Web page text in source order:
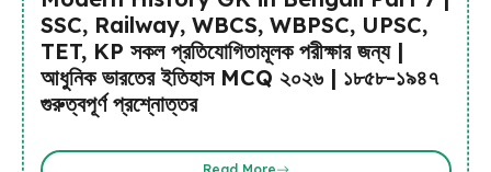
SSC, Railway, WBCS, WBPSC, UPSC,
TET, KP সকল প্রতিযোগিতামূলক পরীক্ষার জন্য |
আধুনিক ভারতের ইতিহাস MCQ ২০২৬ | ১৮৫৮-১৯৪৭
গুরুত্বপূর্ণ প্রশ্নোত্তর